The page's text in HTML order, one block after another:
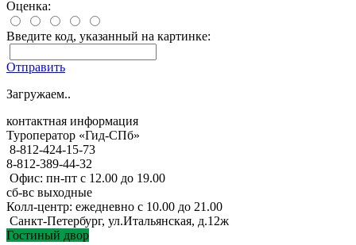
Оценка:
Введите код, указанный на картинке:
Отправить
Загружаем..
контактная информация
Туроператор «Гид-СПб»
8-812-424-15-73
8-812-389-44-32
Офис: пн-пт с 12.00 до 19.00
сб-вс выходные
Колл-центр: ежедневно с 10.00 до 21.00
Санкт-Петербург, ул.Итальянская, д.12ж
Гостиный двор